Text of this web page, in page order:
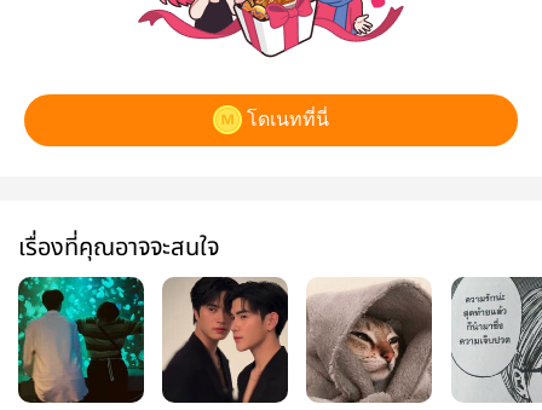
โดเนทที่นี่
เรื่องที่คุณอาจจะสนใจ